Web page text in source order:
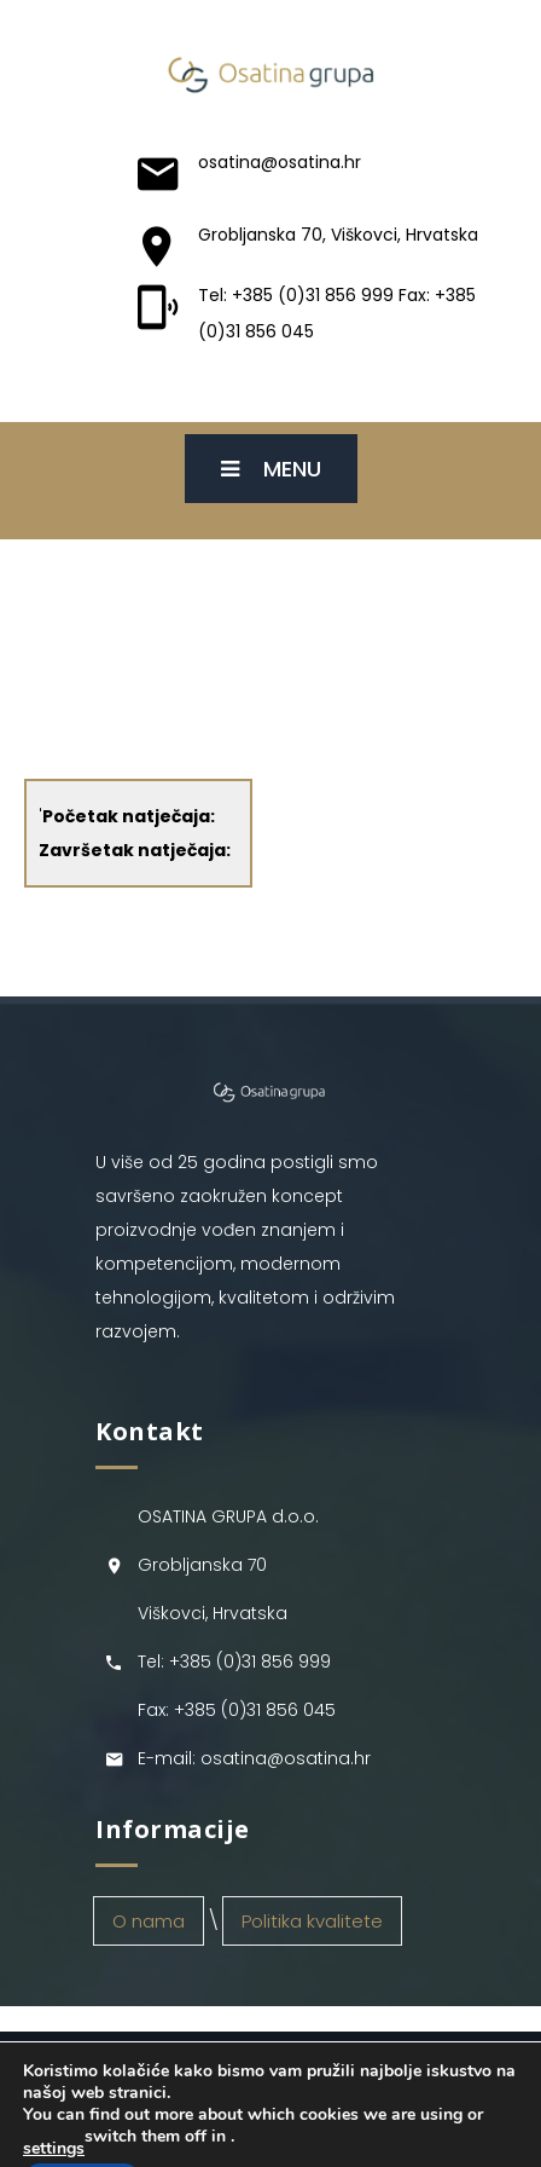
osatina@osatina.hr
Grobljanska 70, Viškovci, Hrvatska
Tel: +385 (0)31 856 999 Fax: +385
(0)31 856 045
MENU
'Početak natječaja:
Završetak natječaja:
U više od 25 godina postigli smo
savršeno zaokružen koncept
proizvodnje vođen znanjem i
kompetencijom, modernom
tehnologijom, kvalitetom i održivim
razvojem.
Kontakt
OSATINA GRUPA d.o.o.
Grobljanska 70
Viškovci, Hrvatska
Tel: +385 (0)31 856 999
Fax: +385 (0)31 856 045
E-mail: osatina@osatina.hr
Informacije
O nama Politika kvalitete
OSATINA GRUPA d.o.o. 2026
. Configured
byINFOS Osijek. Sva prava pridržana.
Koristimo kolačiće kako bismo vam pružili najbolje iskustvo na
našoj web stranici.
You can find out more about which cookies we are using or
switch them off in
settings
.